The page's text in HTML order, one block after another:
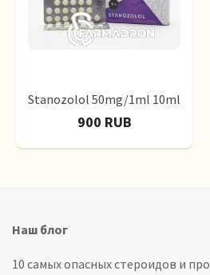
Stanozolol 50mg/1ml 10ml
900 RUB
Наш блог
10 самых опасных стероидов и